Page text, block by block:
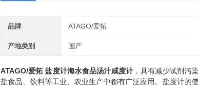
品牌 ATAGO/爱拓
产地类别 国产
ATAGO/爱拓 盐度计海水食品汤汁咸度计，具有减少试剂污
盐食品、饮料等工业、农业生产中都有广泛应用。盐度计的